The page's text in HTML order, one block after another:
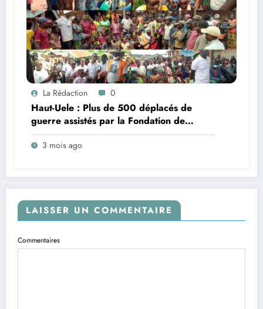
La Rédaction 0
Haut-Uele : Plus de 500 déplacés de
guerre assistés par la Fondation de
l’Honorable Jean-Marc Mambidi Koloboro
à Apodo
3 mois ago
LAISSER UN COMMENTAIRE
Commentaires